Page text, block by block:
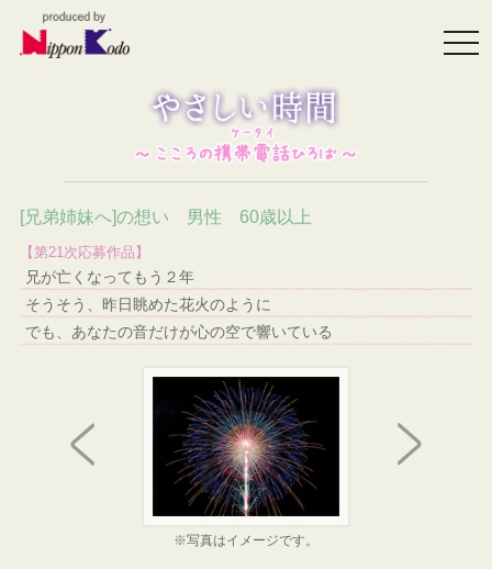
[兄弟姉妹へ]の想い 男性 60歳以上
【第21次応募作品】
兄が亡くなってもう２年
そうそう、昨日眺めた花火のように
でも、あなたの音だけが心の空で響いている
※写真はイメージです。